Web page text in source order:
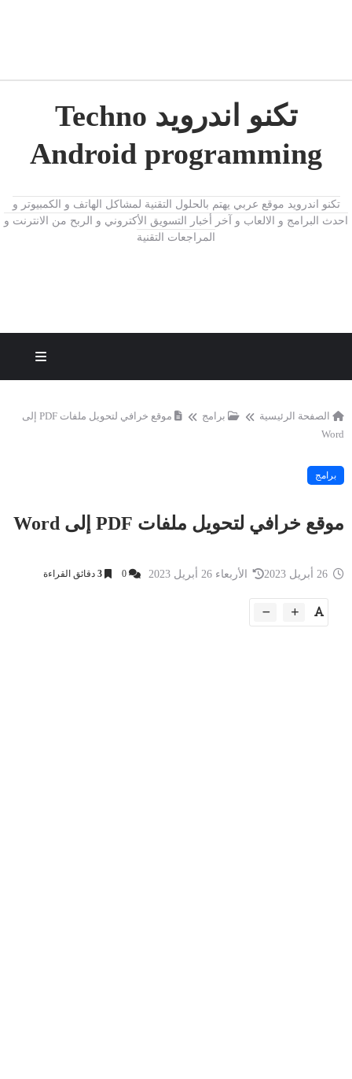
تكنو اندرويد Techno
Android programming
تكنو اندرويد موقع عربي يهتم بالحلول التقنية لمشاكل الهاتف و الكمبيوتر و
احدث البرامج و الالعاب و آخر أخبار التسويق الأكتروني و الربح من الانترنت و
المراجعات التقنية
الصفحة الرئيسية برامج
موقع خرافي لتحويل ملفات PDF إلى
Word
برامج
موقع خرافي لتحويل ملفات PDF إلى Word
الأربعاء 26 أبريل 2023 0
3 دقائق القراءة